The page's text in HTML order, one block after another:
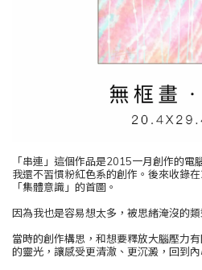
「串連」這個作品是2015一月創作的電
我還不習慣粉紅色系的創作。後來收錄
「集體意識」的首圖。
因為我也是容易想太多，被思緒淹沒的類
當時的創作構思，和想要釋放大腦壓力
的靈光，讓感受更清澈、更沉澱，回到內